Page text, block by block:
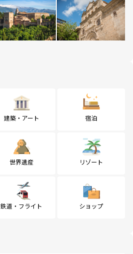
建築・アート 宿泊
世界遺産 リゾート
鉄道・フライト ショップ